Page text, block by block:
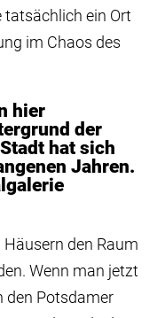
tatsächlich ein Ort
im Chaos des
hier
der
hat sich
Jahren.
den Raum
Wenn man jetzt
den Potsdamer